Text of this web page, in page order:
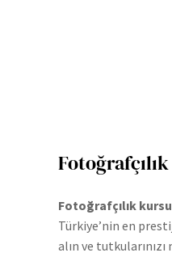
Fotoğrafçılık
Türkiye’nin en
alın ve